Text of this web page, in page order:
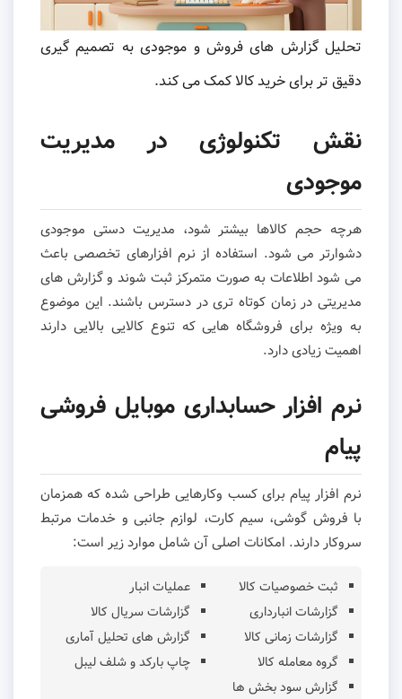
تحلیل گزارش های فروش و موجودی به تصمیم گیری
دقیق تر برای خرید کالا کمک می کند.
نقش تکنولوژی در مدیریت
موجودی
هرچه حجم کالاها بیشتر شود، مدیریت دستی موجودی
دشوارتر می شود. استفاده از نرم افزارهای تخصصی باعث
می شود اطلاعات به صورت متمرکز ثبت شوند و گزارش های
مدیریتی در زمان کوتاه تری در دسترس باشند. این موضوع
به ویژه برای فروشگاه هایی که تنوع کالایی بالایی دارند
اهمیت زیادی دارد.
نرم افزار حسابداری موبایل فروشی
پیام
نرم افزار پیام برای کسب وکارهایی طراحی شده که همزمان
با فروش گوشی، سیم کارت، لوازم جانبی و خدمات مرتبط
سروکار دارند. امکانات اصلی آن شامل موارد زیر است:
ثبت خصوصیات کالا
عملیات انبار
گزارشات انبارداری
گزارشات سریال کالا
گزارشات زمانی کالا
گزارش های تحلیل آماری
گروه معامله کالا
چاپ بارکد و شلف لیبل
گزارش سود بخش ها